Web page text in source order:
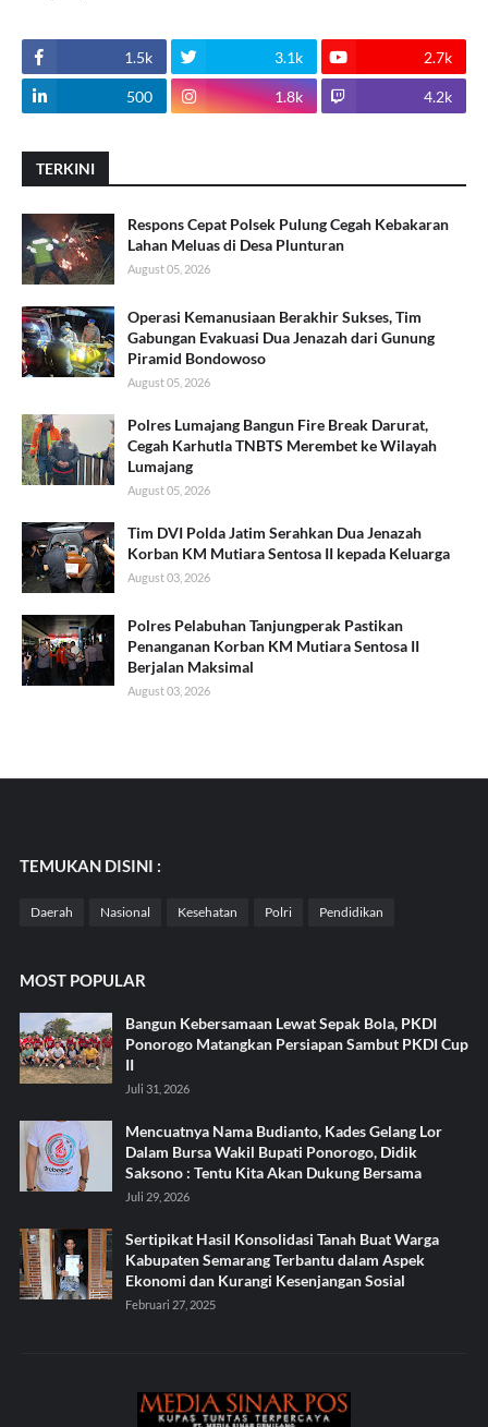
1.5k 3.1k 2.7k
500 1.8k 4.2k
TERKINI
Respons Cepat Polsek Pulung Cegah Kebakaran
Lahan Meluas di Desa Plunturan
August 05, 2026
Operasi Kemanusiaan Berakhir Sukses, Tim
Gabungan Evakuasi Dua Jenazah dari Gunung
Piramid Bondowoso
August 05, 2026
Polres Lumajang Bangun Fire Break Darurat,
Cegah Karhutla TNBTS Merembet ke Wilayah
Lumajang
August 05, 2026
Tim DVI Polda Jatim Serahkan Dua Jenazah
Korban KM Mutiara Sentosa II kepada Keluarga
August 03, 2026
Polres Pelabuhan Tanjungperak Pastikan
Penanganan Korban KM Mutiara Sentosa II
Berjalan Maksimal
August 03, 2026
TEMUKAN DISINI :
Daerah Nasional Kesehatan Polri Pendidikan
MOST POPULAR
Bangun Kebersamaan Lewat Sepak Bola, PKDI
Ponorogo Matangkan Persiapan Sambut PKDI Cup
II
Juli 31, 2026
Mencuatnya Nama Budianto, Kades Gelang Lor
Dalam Bursa Wakil Bupati Ponorogo, Didik
Saksono : Tentu Kita Akan Dukung Bersama
Juli 29, 2026
Sertipikat Hasil Konsolidasi Tanah Buat Warga
Kabupaten Semarang Terbantu dalam Aspek
Ekonomi dan Kurangi Kesenjangan Sosial
Februari 27, 2025